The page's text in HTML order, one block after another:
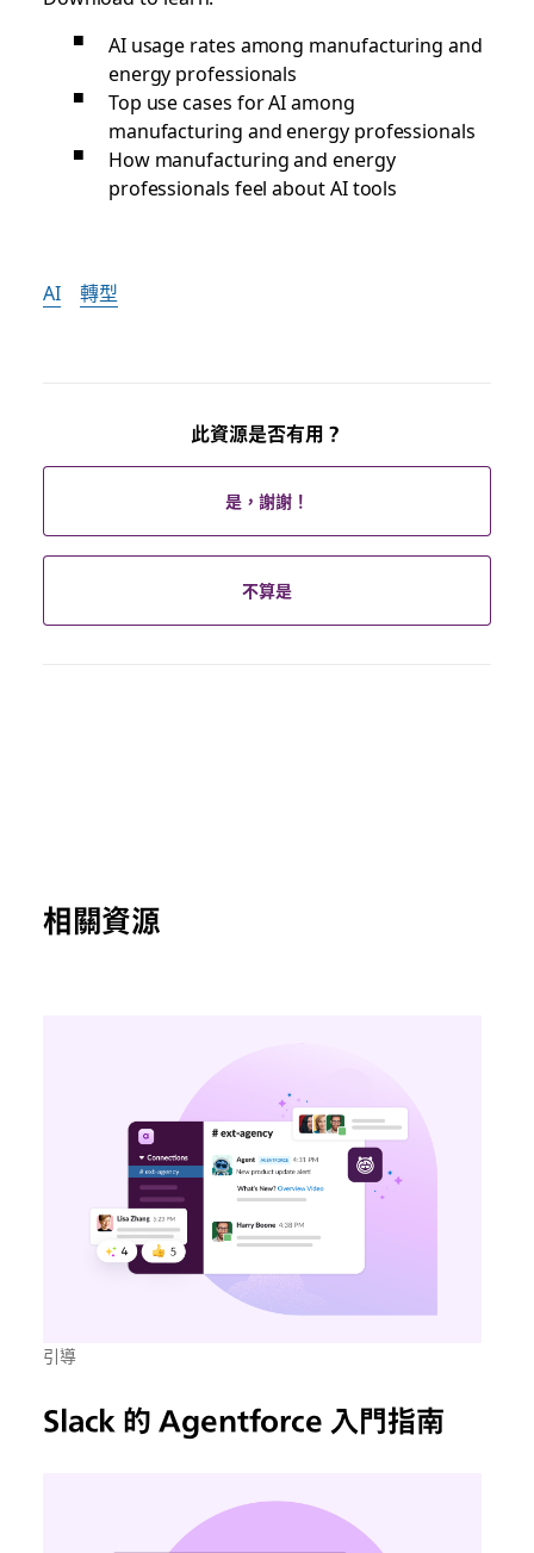
AI usage rates among manufacturing and
energy professionals
Top use cases for AI among
manufacturing and energy professionals
How manufacturing and energy
professionals feel about AI tools
AI 轉型
此資源是否有用？
是，謝謝！
不算是
相關資源
引導
Slack 的 Agentforce 入門指南